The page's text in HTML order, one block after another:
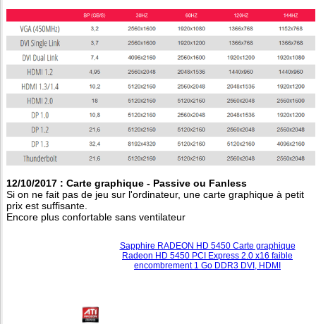
12/10/2017 : Carte graphique - Passive ou Fanless
Si on ne fait pas de jeu sur l'ordinateur, une carte graphique à petit
prix est suffisante.
Encore plus confortable sans ventilateur
Sapphire RADEON HD 5450 Carte graphique
Radeon HD 5450 PCI Express 2.0 x16 faible
encombrement 1 Go DDR3 DVI, HDMI